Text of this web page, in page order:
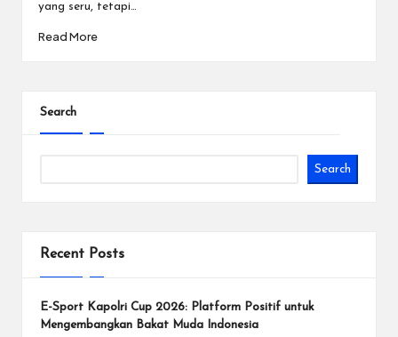
ai
yang seru, tetapi…
Read More
Search
Search
Recent Posts
E-Sport Kapolri Cup 2026: Platform Positif untuk
Mengembangkan Bakat Muda Indonesia